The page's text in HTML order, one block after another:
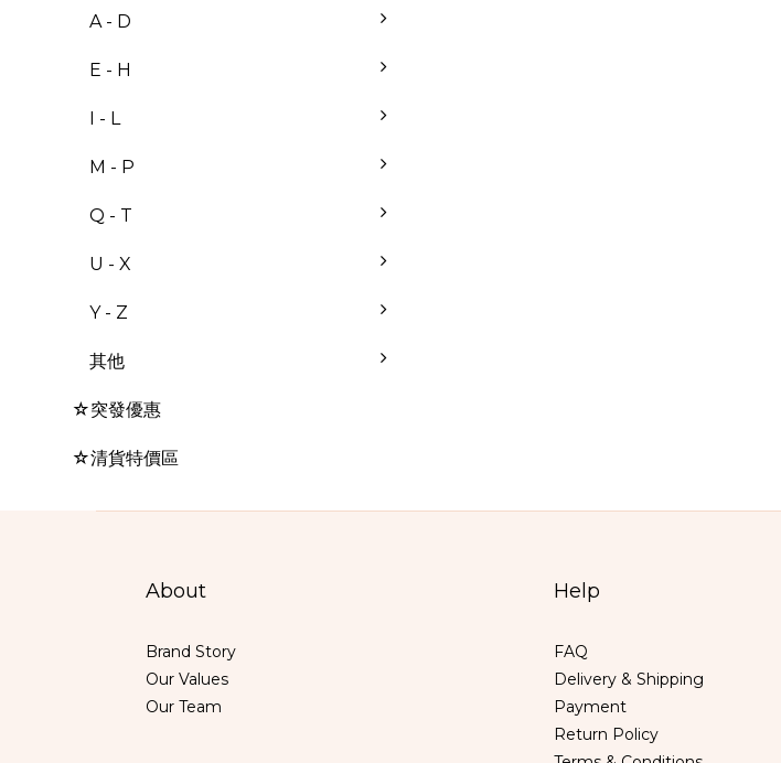
A - D
E - H
I - L
M - P
Q - T
U - X
Y - Z
其他
☆突發優惠
☆清貨特價區
About
Brand Story
Our Values
Our Team
Help
FAQ
Delivery & Shipping
Payment
Return Policy